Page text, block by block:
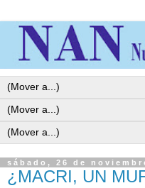
sábado, 26 de
¿MACRI, UN